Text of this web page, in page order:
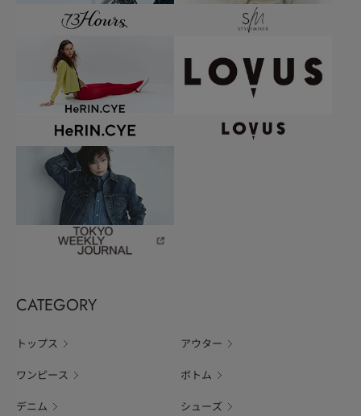
CATEGORY
トップス アウター
ワンピース ボトム
デニム シューズ